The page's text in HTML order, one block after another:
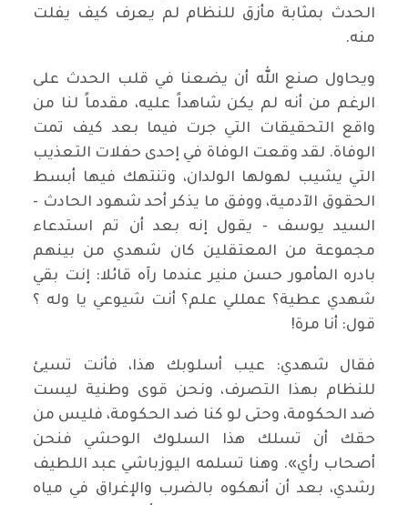
الحدث بمثابة مأزق للنظام لم يعرف كيف يفلت
منه.
ويحاول صنع الله أن يضعنا في قلب الحدث على
الرغم من أنه لم يكن شاهداً عليه، مقدماً لنا من
واقع التحقيقات التي جرت فيما بعد كيف تمت
الوفاة. لقد وقعت الوفاة في إحدى حفلات التعذيب
التي يشيب لهولها الولدان، وتنتهك فيها أبسط
الحقوق الآدمية، ووفق ما يذكر أحد شهود الحادث -
السيد يوسف - يقول إنه بعد أن تم استدعاء
مجموعة من المعتقلين كان شهدي من بينهم
بادره المأمور حسن منير عندما رآه قائلا: إنت بقي
شهدي عطية؟ عمللي علم؟ أنت شيوعي يا وله ؟
قول: أنا مرة!
فقال شهدي: عيب أسلوبك هذا، فأنت تسيئ
للنظام بهذا التصرف، ونحن قوى وطنية ليست
ضد الحكومة، وحتى لو كنا ضد الحكومة، فليس من
حقك أن تسلك هذا السلوك الوحشي فنحن
أصحاب رأي». وهنا تسلمه اليوزباشي عبد اللطيف
رشدي، بعد أن أنهكوه بالضرب والإغراق في مياه